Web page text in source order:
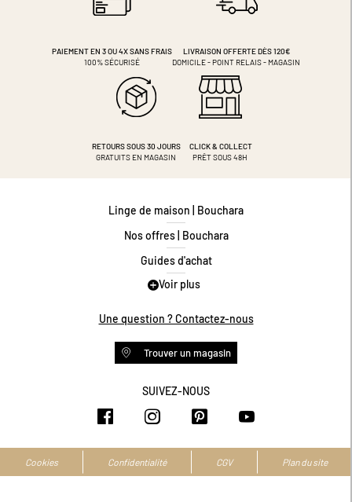
PAIEMENT EN 3 OU 4XSANS FRAIS
100% SÉCURISÉ
LIVRAISON OFFERTE DÈS 120€
DOMICILE - POINT RELAIS - MAGASIN
RETOURS SOUS 30 JOURS
GRATUITS EN MAGASIN
CLICK & COLLECT
PRÊT SOUS 48H
Linge de maison | Bouchara
Nos offres | Bouchara
Guides d'achat
Guide des tailles
Programme de fidélité
Conditions des offres
Livraison et retours
Accessibilité numérique
Voir plus
Une question ? Contactez-nous
Trouver un magasin
SUIVEZ-NOUS
https://www.facebook.com/
https://https://
Cookies Confidentialité CGV Plan du site